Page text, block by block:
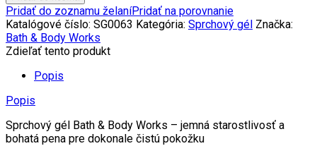
Pridať do zoznamu želaníPridať na porovnanie
Katalógové číslo: SG0063 Kategória: Sprchový gél Značka:
Bath & Body Works
Zdieľať tento produkt
Popis
Popis
Sprchový gél Bath & Body Works – jemná starostlivosť a
bohatá pena pre dokonale čistú pokožku